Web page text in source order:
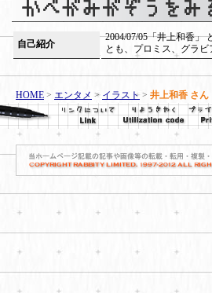
自己紹介
2004/07/05「井上和香」
とも、プロミス、グラ
HOME > エンタメ > イラスト > 井上和香 さん